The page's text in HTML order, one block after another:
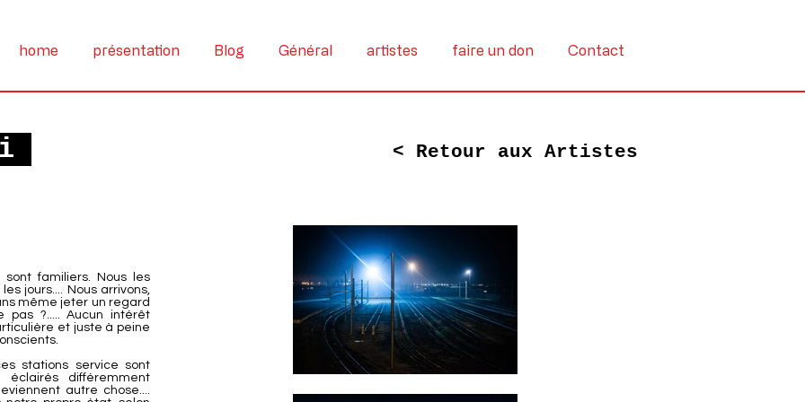
home présentation Blog Général artistes faire un don Contact
< Retour aux Artistes
familiers. Nous les
jours.... Nous arrivons,
même jeter un regard
pas ?..... Aucun intérêt
et juste à peine
stations service sont
différemment
autre chose....